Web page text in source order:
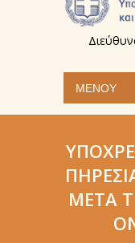
ΜΕΝΟΎ
ΜΕΤΆ